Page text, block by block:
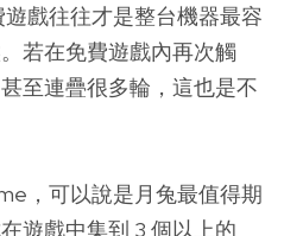
戲往往才是整台機器最容
若在免費遊戲內再次觸
至連疊很多輪，這也是不
，可以說是月兔最值得期
遊戲中集到 3 個以上的